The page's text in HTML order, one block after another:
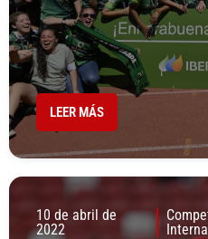
LEER MÁS
10 de abril de
2022